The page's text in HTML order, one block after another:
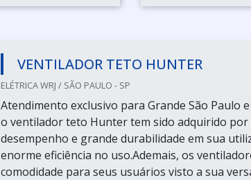
VENTILADOR TETO HUNTER
ELÉTRICA WRJ / SÃO PAULO - SP
Atendimento exclusivo para Grande São Paulo
o ventilador teto Hunter tem sido adquirido por
desempenho e grande durabilidade em sua
enorme eficiência no uso.Ademais, os
comodidade para seus usuários visto a sua